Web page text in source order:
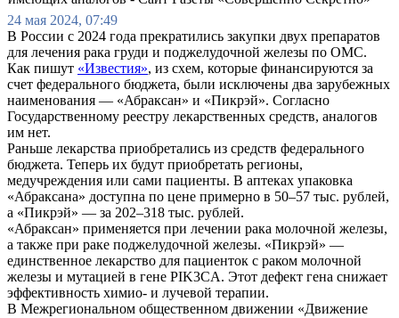
24 мая 2024, 07:49
В России с 2024 года прекратились закупки двух препаратов
для лечения рака груди и поджелудочной железы по ОМС.
Как пишут «Известия», из схем, которые финансируются за
счет федерального бюджета, были исключены два зарубежных
наименования — «Абраксан» и «Пикрэй». Согласно
Государственному реестру лекарственных средств, аналогов
им нет.
Раньше лекарства приобретались из средств федерального
бюджета. Теперь их будут приобретать регионы,
медучреждения или сами пациенты. В аптеках упаковка
«Абраксана» доступна по цене примерно в 50–57 тыс. рублей,
а «Пикрэй» — за 202–318 тыс. рублей.
«Абраксан» применяется при лечении рака молочной железы,
а также при раке поджелудочной железы. «Пикрэй» —
единственное лекарство для пациенток с раком молочной
железы и мутацией в гене PIK3CA. Этот дефект гена снижает
эффективность химио- и лучевой терапии.
В Межрегиональном общественном движении «Движение